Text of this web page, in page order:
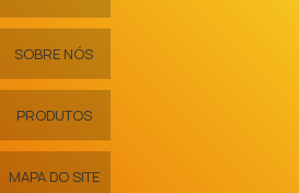
SOBRE NÓS
PRODUTOS
MAPA DO SITE